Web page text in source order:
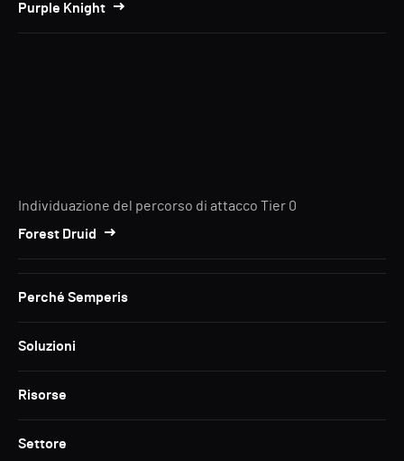
Purple Knight
Individuazione del percorso di attacco Tier 0
Forest Druid
Perché Semperis
Soluzioni
Risorse
Settore